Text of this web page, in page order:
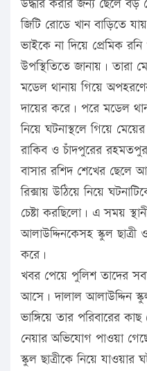
উদ্ধার করার জন্য ছেলে বড়
জিটি রোডে খান বাড়িতে
ভাইকে না দিয়ে প্রেমিক
উপস্থিতিতে জানায়। তারা
মডেল থানায় গিয়ে
দায়ের করে। পরে মডেল
নিয়ে ঘটনাস্থলে গিয়ে
রাকিব ও চাঁদপুরের
বাসার রশিদ শেখের ছেলে
রিক্সায় উঠিয়ে নিয়ে
চেষ্টা করছিলো। এ সময়
আলাউদ্দিনকেসহ স্কুল
করে।
খবর পেয়ে পুলিশ তাদের
আসে। দালাল আলাউদ্দিন
ভাঙ্গিয়ে তার পরিবারের
নেয়ার অভিযোগ পাওয়া
স্কুল ছাত্রীকে নিয়ে